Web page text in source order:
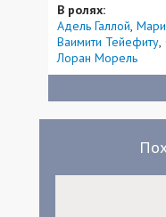
В ролях:
Адель Галлой
Ваимити Тейефиту
Лоран Морель